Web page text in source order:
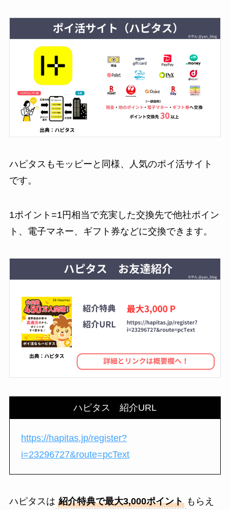
ハピタスもモッピーと同様、人気のポイ活サイト
です。
1ポイント=1円相当で充実した交換先で他社ポイン
ト、電子マネー、ギフト券などに交換できます。
ハピタス 紹介URL
https://hapitas.jp/register?
i=23296727&route=pcText
ハピタスは 紹介特典で最大3,000ポイント もらえ